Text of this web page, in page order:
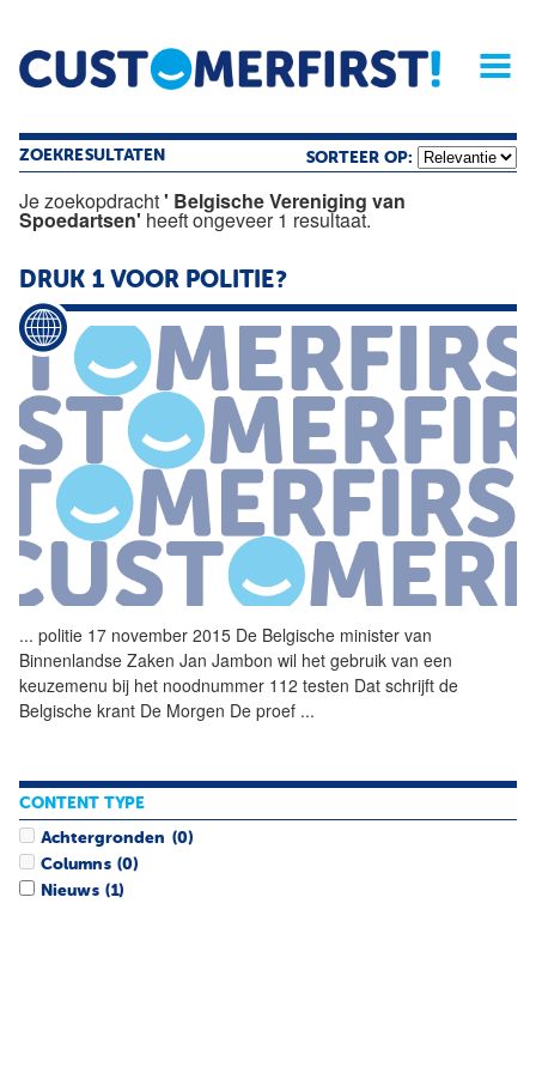
Home Opinie Archief
Magazine
ZOEKRESULTATEN SORTEER OP:
Je zoekopdracht' Belgische Vereniging van
Spoedartsen' heeft ongeveer 1 resultaat.
DRUK 1 VOOR POLITIE?
... politie 17 november 2015 De Belgische minister van
Binnenlandse Zaken Jan Jambon wil het gebruik van een
keuzemenu bij het noodnummer 112 testen Dat schrijft de
Belgische krant De Morgen De proef ...
CONTENT TYPE
Achtergronden (0)
Columns (0)
Nieuws (1)